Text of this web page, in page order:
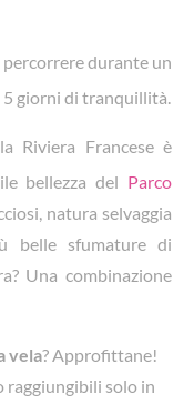
durante un
giorni di tranquillità.
Riviera Francese è
bellezza del Parco
natura selvaggia
belle sfumature di
Una combinazione
vela? Approfittane!
raggiungibili solo in